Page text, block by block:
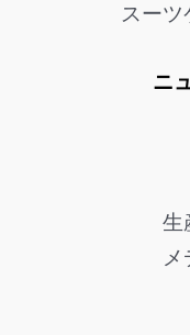
スーツ
ニ
生
メ